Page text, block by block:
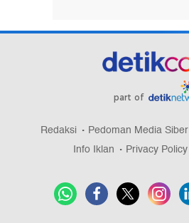
part of
Redaksi Pedoman Media Siber
Info Iklan
Privacy Policy